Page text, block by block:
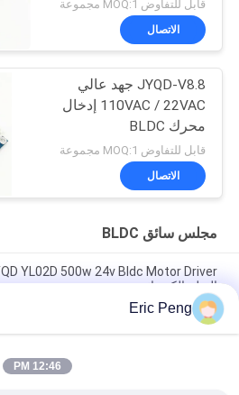
قابل للتفاوض MOQ:1 مجموعة
الاتصال
JYQD-V8.8 جهد عالي
110VAC / 22VAC إدخال
محرك BLDC
قابل للتفاوض MOQ:1 مجموعة
الاتصال
مجلس سائق BLDC
التزلج الكهربائي
بمحرك تيار مستمر Pwm
Eric Peng
12:46 PM